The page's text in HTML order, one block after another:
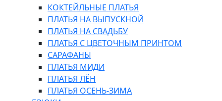
КОКТЕЙЛЬНЫЕ ПЛАТЬЯ
ПЛАТЬЯ НА ВЫПУСКНОЙ
ПЛАТЬЯ НА СВАДЬБУ
ПЛАТЬЯ С ЦВЕТОЧНЫМ ПРИНТОМ
САРАФАНЫ
ПЛАТЬЯ МИДИ
ПЛАТЬЯ ЛЁН
ПЛАТЬЯ ОСЕНЬ-ЗИМА